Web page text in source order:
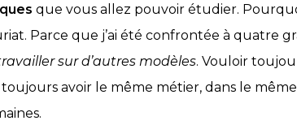
que vous allez pouvoir étudier.
Parce que j’ai été confrontée à quatre
sur d’autres modèles. Vouloir
avoir le même métier, dans le